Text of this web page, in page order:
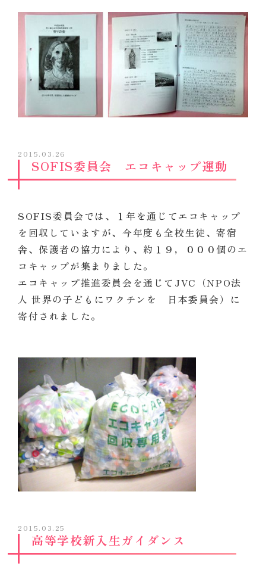
2015.03.26
SOFIS委員会 エコキャップ運動
SOFIS委員会では、１年を通じてエコキャップ
を回収していますが、今年度も全校生徒、寄宿
舎、保護者の協力により、約１９，０００個のエ
コキャップが集まりました。
エコキャップ推進委員会を通じてJVC（NPO法
人 世界の子どもにワクチンを 日本委員会）に
寄付されました。
2015.03.25
高等学校新入生ガイダンス